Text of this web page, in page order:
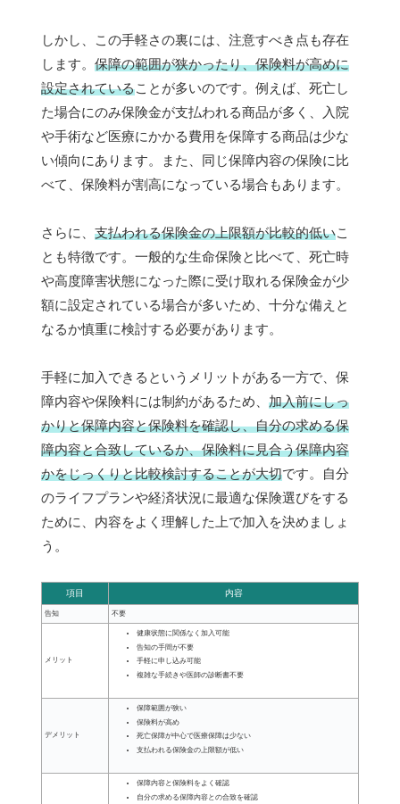
しかし、この手軽さの裏には、注意すべき点も存在
します。 保障の範囲が狭かったり、保険料が高めに
設定されていることが多いのです。例えば、死亡し
た場合にのみ保険金が支払われる商品が多く、入院
や手術など医療にかかる費用を保障する商品は少な
い傾向にあります。また、同じ保障内容の保険に比
べて、保険料が割高になっている場合もあります。
さらに、 支払われる保険金の上限額が比較的低いこ
とも特徴です。一般的な生命保険と比べて、死亡時
や高度障害状態になった際に受け取れる保険金が少
額に設定されている場合が多いため、十分な備えと
なるか慎重に検討する必要があります。
手軽に加入できるというメリットがある一方で、保
障内容や保険料には制約があるため、 加入前にしっ
かりと保障内容と保険料を確認し、自分の求める保
障内容と合致しているか、保険料に見合う保障内容
かをじっくりと比較検討することが大切です。自分
のライフプランや経済状況に最適な保険選びをする
ために、内容をよく理解した上で加入を決めましょ
う。
項目 内容
告知 不要
メリット
健康状態に関係なく加入可能
告知の手間が不要
手軽に申し込み可能
複雑な手続きや医師の診断書不要
デメリット
保障範囲が狭い
保険料が高め
死亡保障が中心で医療保障は少ない
支払われる保険金の上限額が低い
保障内容と保険料をよく確認
自分の求める保障内容との合致を確認